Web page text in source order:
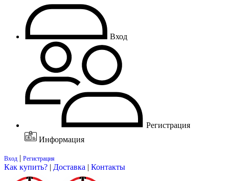
Вход
Регистрация
Информация
Вход | Регистрация
Как купить? | Доставка | Контакты